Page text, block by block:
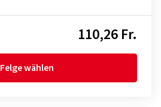
110,26 Fr.
Felge wählen